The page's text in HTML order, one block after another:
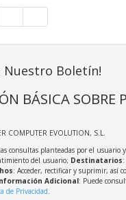
Nuestro Boletín!
BÁSICA SOBRE
COMPUTER EVOLUTION, S.L.
consultas planteadas por el usuario
del usuario; Destinatarios
: Acceder, rectificar y suprimir, así
Adicional: Puede
de Privacidad.